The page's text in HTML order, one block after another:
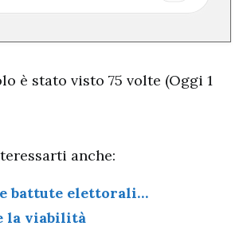
è stato visto 75 volte (Oggi 1
anche:
battute elettorali…
la viabilità